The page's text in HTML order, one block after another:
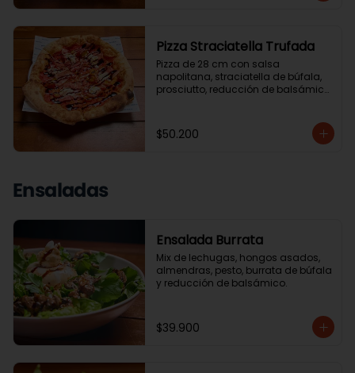
Pizza Straciatella Trufada
Pizza de 28 cm con salsa
napolitana, straciatella de búfala,
prosciutto, reducción de balsámico,
$50.200
Ensaladas
Ensalada Burrata
Mix de lechugas, hongos asados,
almendras, pesto, burrata de búfala
y reducción de balsámico.
$39.900